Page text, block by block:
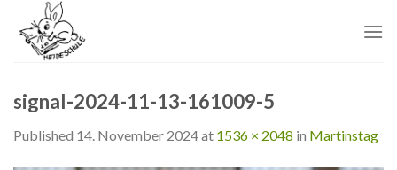
content
signal-2024-11-13-161009-5
Published 14. November 2024at 1536 × 2048 in Martinstag